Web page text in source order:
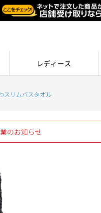
レディース
スリムバスタオル
のお知らせ